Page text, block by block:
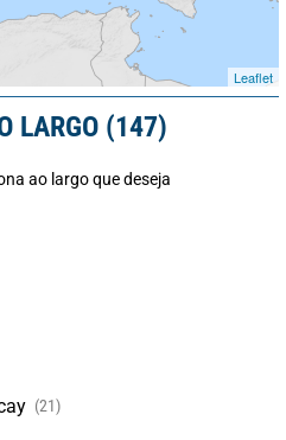
Leaflet
LARGO (147)
ao largo que deseja
(21)